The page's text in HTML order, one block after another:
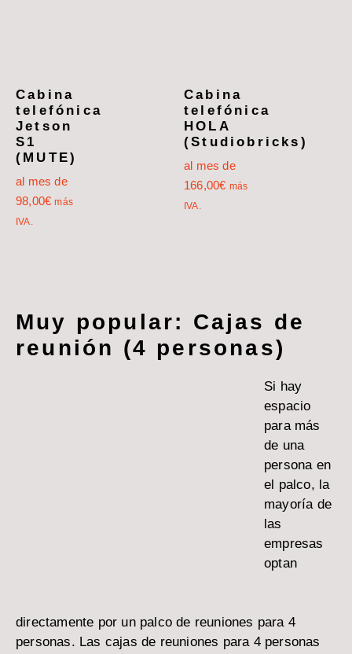
Cabina
telefónica
Jetson
S1
(MUTE)
al mes de
98,00€ más
IVA.
Cabina
telefónica
HOLA
(Studiobricks)
al mes de
166,00€ más
IVA.
Muy popular: Cajas de
reunión (4 personas)
Si hay
espacio
para más
de una
persona en
el palco, la
mayoría de
las
empresas
optan
directamente por un palco de reuniones para 4
personas. Las cajas de reuniones para 4 personas